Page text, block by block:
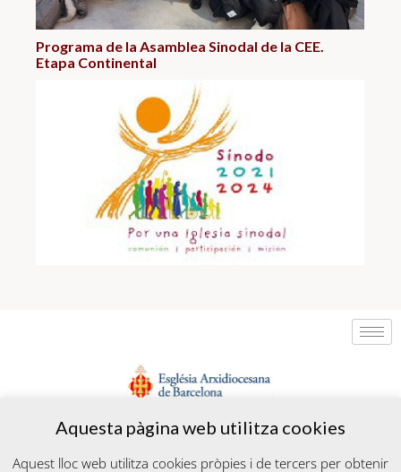
Programa de la Asamblea Sinodal de la CEE.
Etapa Continental
Aquesta pàgina web utilitza cookies
Aquest lloc web utilitza cookies pròpies i de tercers per obtenir